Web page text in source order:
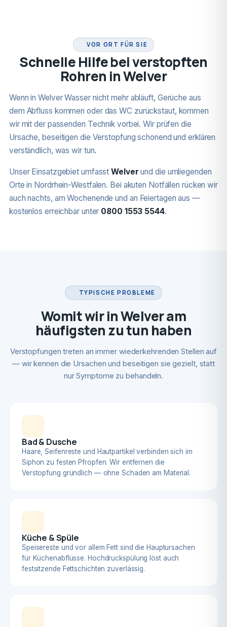
VOR ORT FÜR SIE
Schnelle Hilfe bei verstopften
Rohren in Welver
Wenn in Welver Wasser nicht mehr abläuft, Gerüche aus
dem Abfluss kommen oder das WC zurückstaut, kommen
wir mit der passenden Technik vorbei. Wir prüfen die
Ursache, beseitigen die Verstopfung schonend und erklären
verständlich, was wir tun.
Unser Einsatzgebiet umfasstWelver und die umliegenden
Orte in Nordrhein-Westfalen. Bei akuten Notfällen rücken wir
auch nachts, am Wochenende und an Feiertagen aus —
kostenlos erreichbar unter 0800 1553 5544.
TYPISCHE PROBLEME
Womit wir in Welver am
häufigsten zu tun haben
Verstopfungen treten an immer wiederkehrenden Stellen auf
— wir kennen die Ursachen und beseitigen sie gezielt, statt
nur Symptome zu behandeln.
Bad & Dusche
Haare, Seifenreste und Hautpartikel verbinden sich im
Siphon zu festen Pfropfen. Wir entfernen die
Verstopfung gründlich — ohne Schaden am Material.
Küche & Spüle
Speisereste und vor allem Fett sind die Hauptursachen
für Küchenabflüsse. Hochdruckspülung löst auch
festsitzende Fettschichten zuverlässig.